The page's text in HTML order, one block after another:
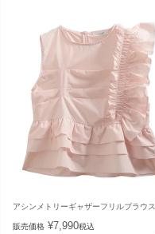
販売価格 ¥7,990税込